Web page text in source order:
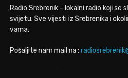
Radio Srebrenik - lokalni radio koji se
svijetu. Sve vijesti iz Srebrenika i
vama.
Pošaljite nam mail na :